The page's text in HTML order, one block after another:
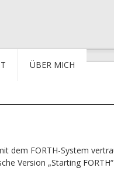
ÜBER MICH
dem FORTH-System
Version „Starting